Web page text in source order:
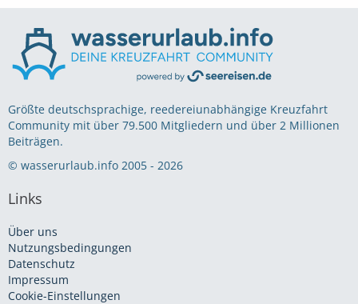
Größte deutschsprachige, reedereiunabhängige Kreuzfahrt
Community mit über 79.500 Mitgliedern und über 2 Millionen
Beiträgen.
© wasserurlaub.info 2005 - 2026
Links
Über uns
Nutzungsbedingungen
Datenschutz
Impressum
Cookie-Einstellungen